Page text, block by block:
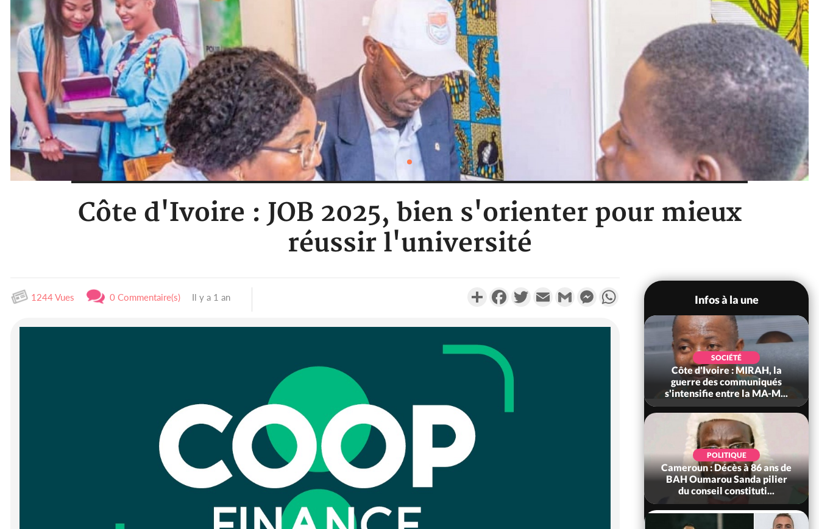
Côte d'Ivoire : JOB 2025, bien s'orienter pour mieux
réussir l'université
1244 Vues 0 Commentaire(s) Il y a 1 an PartagerFacebookTwitterEmail Gmail MessengerWhatsApp
Infos à la une
Côte d'Ivoire : Man, deux
personnes périssent dans un
SOCIÉTÉ
Côte d'Ivoire : MIRAH, la
guerre des communiqués
s'intensifie entre la MA-M...
POLITIQUE
Cameroun : Décès à 86 ans de
BAH Oumarou Sanda pilier
du conseil constituti...